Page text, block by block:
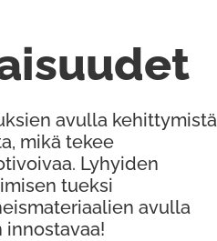
avulla kehittymistä
mikä tekee
Lyhyiden
tueksi
avulla
innostavaa!